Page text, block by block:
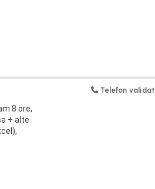
8 ore,
+ alte
Telefon validat